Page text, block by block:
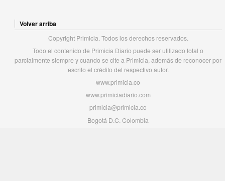
Volver arriba
Copyright Primicia. Todos los derechos reservados.
Todo el contenido de Primicia Diario puede ser utilizado total o
parcialmente siempre y cuando se cite a Primicia, además de reconocer por
escrito el crédito del respectivo autor.
www.primicia.co
www.primiciadiario.com
primicia@primicia.co
Bogotá D.C. Colombia